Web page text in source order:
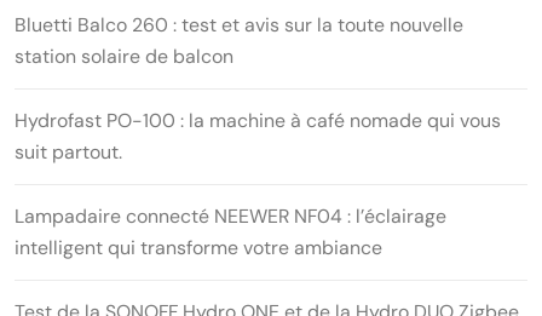
Bluetti Balco 260 : test et avis sur la toute nouvelle
station solaire de balcon
Hydrofast PO-100 : la machine à café nomade qui vous
suit partout.
Lampadaire connecté NEEWER NF04 : l’éclairage
intelligent qui transforme votre ambiance